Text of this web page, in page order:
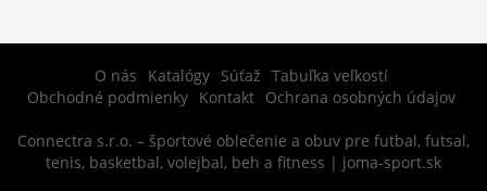
O nás Katalógy Súťaž Tabuľka veľkostí
Obchodné podmienky
Kontakt Ochrana osobných údajov
Connectra s.r.o. – športové oblečenie a obuv pre futbal, futsal,
tenis, basketbal, volejbal, beh a fitness | joma-sport.sk